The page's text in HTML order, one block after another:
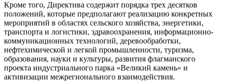
Кроме того, Директива содержит порядка трех десятков
положений, которые предполагают реализацию конкретных
мероприятий в областях сельского хозяйства, энергетики,
транспорта и логистики, здравоохранения, информационно-
коммуникационных технологий, деревообработки,
нефтехимической и легкой промышленности, туризма,
образования, науки и культуры, развития флагманского
проекта индустриального парка «Великий камень» и
активизации межрегионального взаимодействия.